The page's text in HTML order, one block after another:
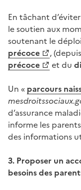
En tâchant
le soutien aux
soutenant le
précoce
,
précoce
et du
Un « parcours
d’assurance
informe les
des informations
3. Proposer un
besoins des